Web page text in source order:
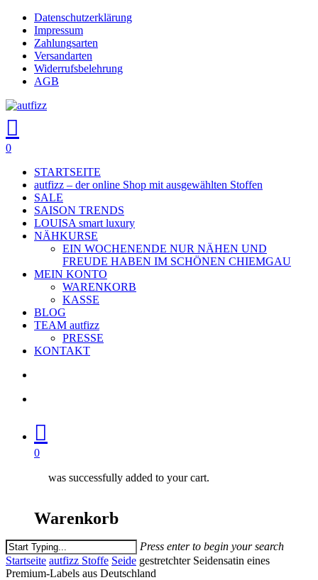
Skip
main
content
Datenschutzerklärung
Impressum
Zahlungsarten
Versandarten
Widerrufsbelehrung
AGB
search
account
0
STARTSEITE
autfizz – der online Shop mit ausgewählten Stoffen
SALE
SAISON TRENDS
LOUISA smart luxury
NÄHKURSE
EIN WOCHENENDE NUR NÄHEN UND
FREUDE HABEN IM SCHÖNEN CHIEMGAU
MEIN KONTO
WARENKORB
KASSE
BLOG
TEAM autfizz
PRESSE
KONTAKT
0
was successfully added to your cart.
Warenkorb
Press enter to begin your search
Close
Search
Startseite autfizz Stoffe Seide gestretchter Seidensatin eines
Premium-Labels aus Deutschland